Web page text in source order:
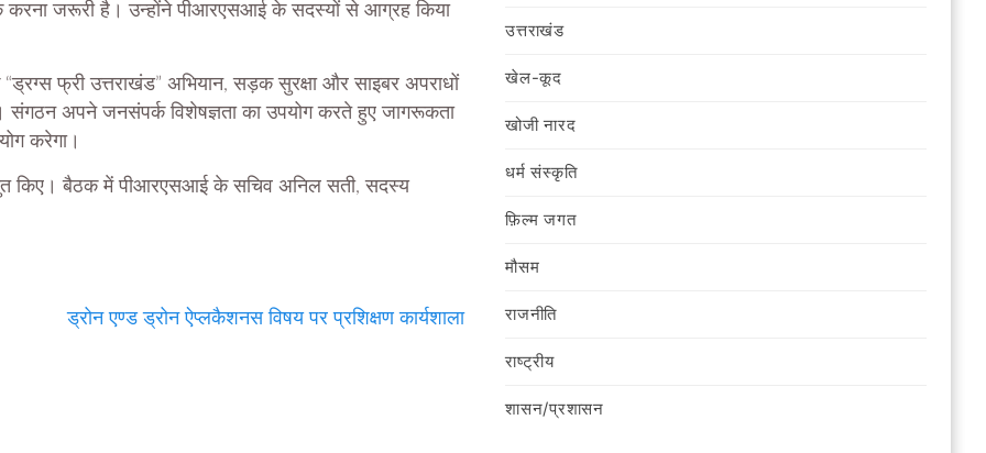
करना जरूरी है। उन्होंने पीआरएसआई के सदस्यों से आग्रह किया
फ्री उत्तराखंड” अभियान, सड़क सुरक्षा और साइबर अपराधों
अपने जनसंपर्क विशेषज्ञता का उपयोग करते हुए जागरूकता
करेगा।
किए। बैठक में पीआरएसआई के सचिव अनिल सती, सदस्य
ड्रोन एण्ड ड्रोन ऐप्लकैशनस विषय पर प्रशिक्षण कार्यशाला
उत्तराखंड
खेल-कूद
खोजी नारद
धर्म संस्कृति
फ़िल्‍म जगत
मौसम
राजनीति
राष्ट्रीय
शासन/प्रशासन